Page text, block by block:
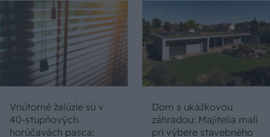
Vnútorné žalúzie sú v
40-stupňových
horúčavách pasca:
Dom s ukážkovou
záhradou: Majitelia mali
pri výbere stavebného